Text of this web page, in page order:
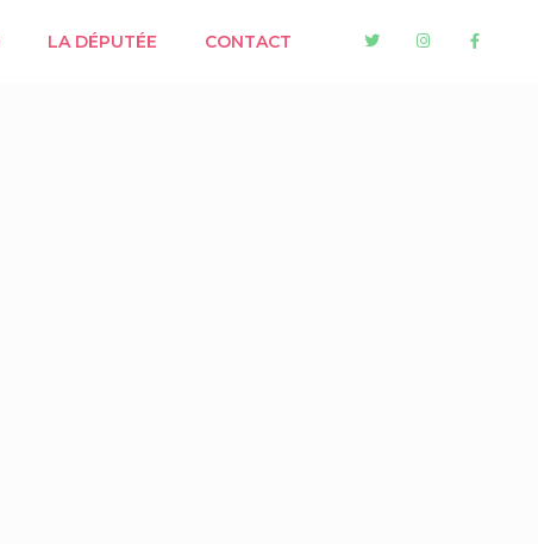
LA DÉPUTÉE CONTACT